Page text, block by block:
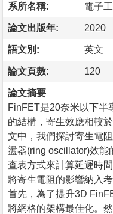
系所名稱: 電子
論文出版年: 2020
語文別: 英文
論文頁數: 120
論文摘要
FinFET是20奈米以下半
的結構，寄生效應相較
文中，我們探討寄生電
盪器(ring oscillator)效能
查表方式來計算延遲時
將寄生電阻的影響納入考
首先，為了提升3D
將網格的架構最佳化。